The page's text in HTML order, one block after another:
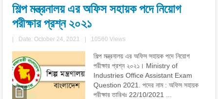
শিল্প মন্ত্রনালয় এর অফিস সহায়ক পদে নিয়োগ
পরীক্ষার প্রশ্ন ২০২১
Date: October 24, 2021 10560 Views
শিল্প মন্ত্রনালয় এর অফিস সহায়ক পদে নিয়োগ
পরীক্ষার প্রশ্ন ২০২১। Ministry of
Industries Office Assistant Exam
Question 2021. পদের নাম : অফিস সহায়ক
পরীক্ষার তারিখঃ 22/10/2021 ...